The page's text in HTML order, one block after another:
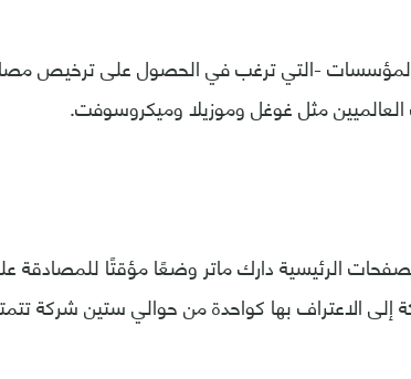
-التي ترغب في الحصول على ترخيص
مثل غوغل وموزيلا وميكروسوفت.
الاعتراف بها كواحدة من حوالي ستين شركة